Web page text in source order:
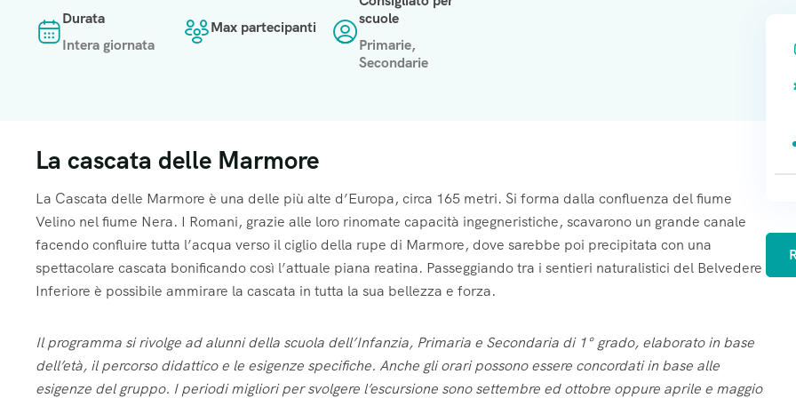
Durata
Intera giornata
Max partecipanti
scuole
Primarie,
Secondarie
La cascata delle Marmore
La Cascata delle Marmore è una delle più alte d’Europa, circa 165 metri. Si forma dalla confluenza del fiume
Velino nel fiume Nera. I Romani, grazie alle loro rinomate capacità ingegneristiche, scavarono un grande canale
facendo confluire tutta l’acqua verso il ciglio della rupe di Marmore, dove sarebbe poi precipitata con una
spettacolare cascata bonificando così l’attuale piana reatina. Passeggiando tra i sentieri naturalistici del Belvedere
Inferiore è possibile ammirare la cascata in tutta la sua bellezza e forza.
Il programma si rivolge ad alunni della scuola dell’Infanzia, Primaria e Secondaria di 1° grado, elaborato in base
dell’età, il percorso didattico e le esigenze specifiche. Anche gli orari possono essere concordati in base alle
esigenze del gruppo. I periodi migliori per svolgere l’escursione sono settembre ed ottobre oppure aprile e maggio
Tipo di istituto
scuola secondaria 2° grado
Altro
Informazioni aggiuntive
Tipo di istituto
scuola secondaria 2° grado
Altro
Informazioni aggiuntive
Tipo di istituto
scuola secondaria 2° grado
Altro
Informazioni aggiuntive
I miei figli sono nella
fascia d'eta
Consulta le nostre FAQ
Hai ancora dei dubbi? Esponili di seguito
Note
I miei figli sono nella
fascia d'eta
Consulta le nostre FAQ
Hai ancora dei dubbi? Esponili di seguito
Note
I miei figli sono nella
fascia d'eta
Consulta le nostre FAQ
Hai ancora dei dubbi? Esponili di seguito
Note